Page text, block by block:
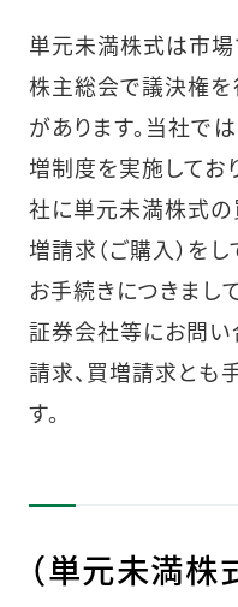
単元未満株式は市場
株主総会で議決権を
があります。当社で
増制度を実施してお
社に単元未満株式の
増請求（ご購入）を
お手続きにつきまし
証券会社等にお問い
請求、買増請求とも
す。
（単元未満株